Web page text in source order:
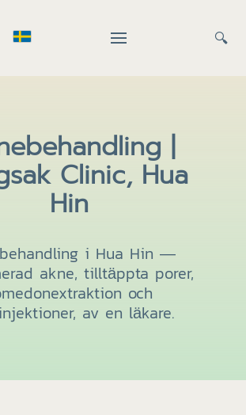
🔍
|
Clinic, Hua
Hin
i Hua Hin —
akne, tilltäppta porer,
och
av en läkare.